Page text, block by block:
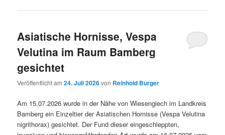
Asiatische Hornisse, Vespa
Velutina im Raum Bamberg
gesichtet
Veröffentlicht am24. Juli 2026von Reinhold Burger
Am 15.07.2026 wurde in der Nähe von Wiesengiech im Landkreis
Bamberg ein Einzeltier der Asiatischen Hornisse (Vespa Velutina
nigrithorax) gesichtet. Der Fund dieser eingeschleppten,